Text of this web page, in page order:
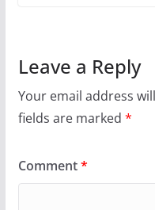
Leave a Reply
Your email address
fields are marked *
Comment*